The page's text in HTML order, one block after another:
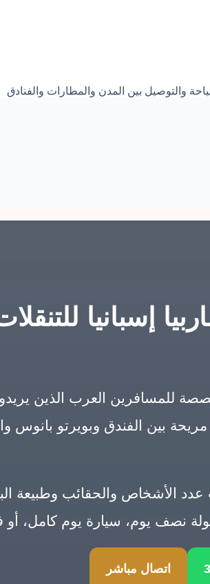
والتوصيل بين المدن والمطارات والفنادق
إسبانيا
للمسافرين العرب الذين
بين الفندق وبويرتو بانوس
الأشخاص والحقائب وطبيعة
نصف يوم، سيارة يوم كامل،
اتصال مباشر